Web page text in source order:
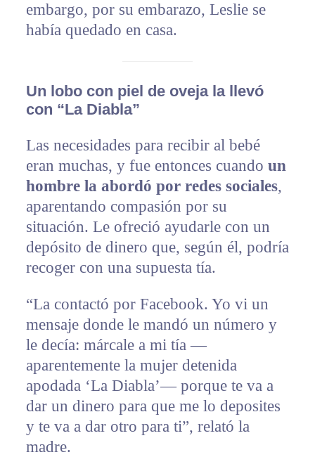
embargo, por su embarazo, Leslie se
había quedado en casa.
Un lobo con piel de oveja la llevó
con “La Diabla”
Las necesidades para recibir al bebé
eran muchas, y fue entonces cuando un
hombre la abordó por redes sociales,
aparentando compasión por su
situación. Le ofreció ayudarle con un
depósito de dinero que, según él, podría
recoger con una supuesta tía.
“La contactó por Facebook. Yo vi un
mensaje donde le mandó un número y
le decía: márcale a mi tía —
aparentemente la mujer detenida
apodada ‘La Diabla’— porque te va a
dar un dinero para que me lo deposites
y te va a dar otro para ti”, relató la
madre.